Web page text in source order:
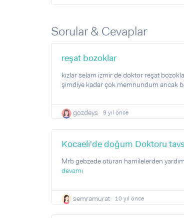
Sorular & Cevaplar
reşat bozoklar
kızlar selam izmir de doktor reşat
şimdiye kadar çok memnundum ancak
gozdeys 9 yıl önce
Kocaeli'de doğum Doktoru
Mrb gebzede oturan hamilelerden
devamı
semramurat 10 yıl önce